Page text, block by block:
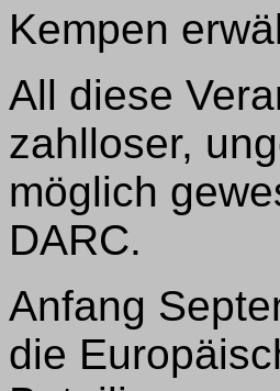
Kempen
All diese
zahlloser,
möglich
DARC.
Anfang
die